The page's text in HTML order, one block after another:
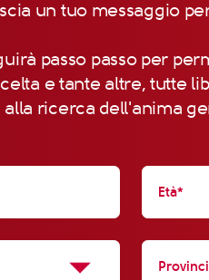
un tuo messaggio
passo passo per
e tante altre, tutte
alla ricerca dell'anima